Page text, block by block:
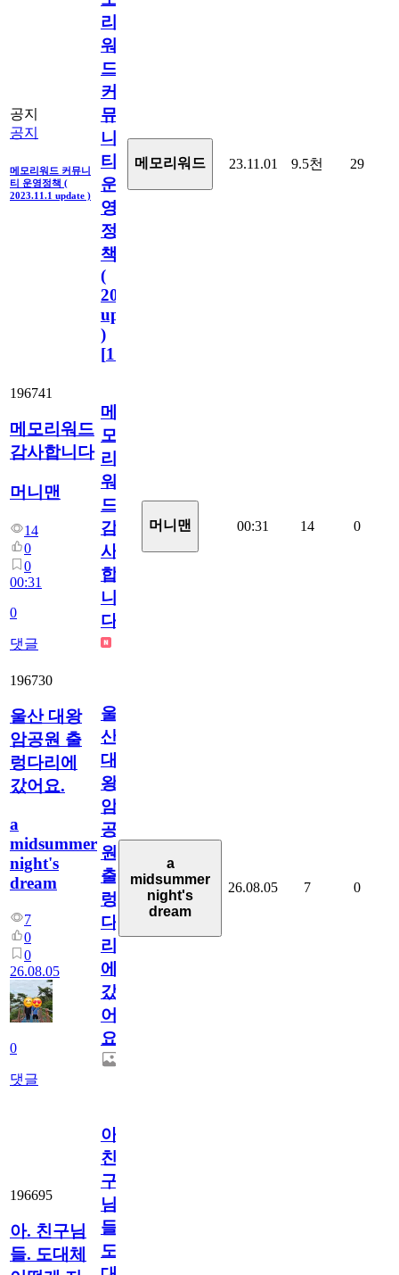
공지
공지
메모리워드 커뮤니
티 운영정책 (
2023.11.1 update )
리
워
드
커
뮤
니
티
운
영
정
책
(
2023.11.1
update
)
[110
메모리워드 23.11.01 9.5천 29
196741
메모리워드
감사합니다
머니맨
14
0
0
00:31
0
댓글
메
모
리
워
드
감
사
합
니
다
머니맨 00:31 14 0
196730
울산 대왕
암공원 출
렁다리에
갔어요.
a
midsummer
night's
dream
7
0
0
26.08.05
0
댓글
울
산
대
왕
암
공
원
출
렁
다
리
에
갔
어
요.
a
midsummer
night's
dream
26.08.05 7 0
196695
아. 친구님
들. 도대체
아.
친
구
님
들.
도